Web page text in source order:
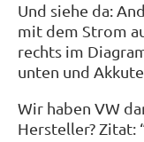
Und siehe da:
mit dem Strom
rechts im
unten und
Wir haben VW
Hersteller? Zitat: